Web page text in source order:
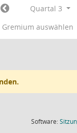
Quartal 3
Gremium auswählen
Software: